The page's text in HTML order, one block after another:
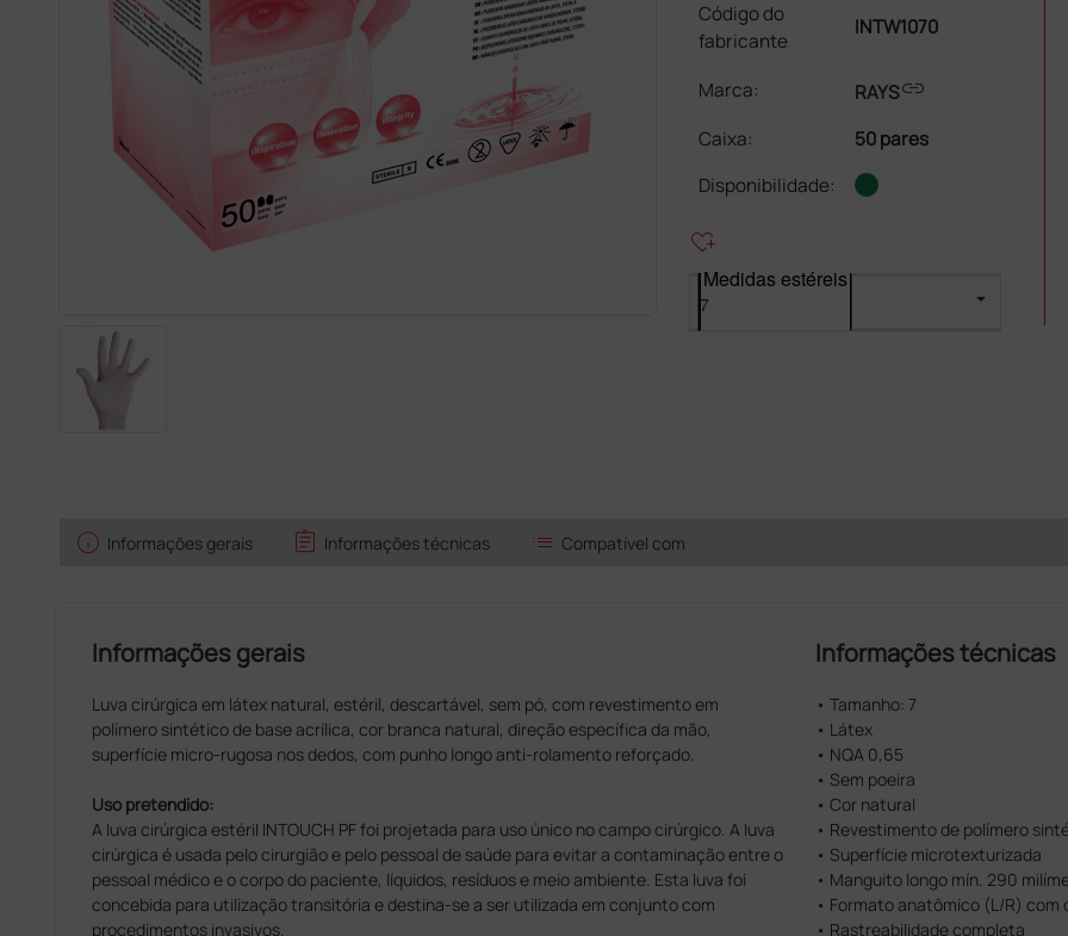
Código do
fabricante
INTW1070
Marca: RAYSlink
Caixa:
50 pares
Disponibilidade:
heart_plus
Medidas estéreis
info Informações gerais assignment Informações técnicas list Compatível com
Informações gerais
Luva cirúrgica em látex natural, estéril, descartável, sem pó, com revestimento em
polímero sintético de base acrílica, cor branca natural, direção específica da mão,
superfície micro-rugosa nos dedos, com punho longo anti-rolamento reforçado.
Uso pretendido:
A luva cirúrgica estéril INTOUCH PF foi projetada para uso único no campo cirúrgico. A luva
cirúrgica é usada pelo cirurgião e pelo pessoal de saúde para evitar a contaminação entre o
pessoal médico e o corpo do paciente, líquidos, resíduos e meio ambiente. Esta luva foi
concebida para utilização transitória e destina-se a ser utilizada em conjunto com
procedimentos invasivos.
Informações técnicas
• Tamanho: 7
• Látex
• NQA 0,65
• Sem poeira
• Cor natural
• Revestimento de polímero
• Superfície microtexturizada
• Manguito longo mín. 290
• Formato anatômico (L/R) com
• Rastreabilidade completa